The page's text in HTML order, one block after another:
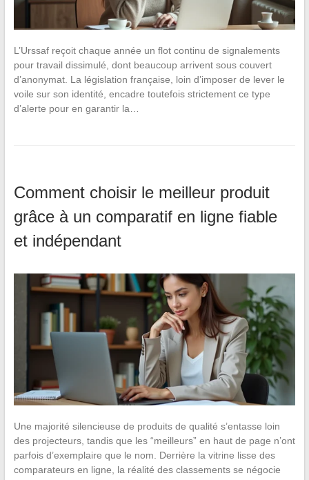
L’Urssaf reçoit chaque année un flot continu de signalements
pour travail dissimulé, dont beaucoup arrivent sous couvert
d’anonymat. La législation française, loin d’imposer de lever le
voile sur son identité, encadre toutefois strictement ce type
d’alerte pour en garantir la…
Comment choisir le meilleur produit
grâce à un comparatif en ligne fiable
et indépendant
Une majorité silencieuse de produits de qualité s’entasse loin
des projecteurs, tandis que les “meilleurs” en haut de page n’ont
parfois d’exemplaire que le nom. Derrière la vitrine lisse des
comparateurs en ligne, la réalité des classements se négocie